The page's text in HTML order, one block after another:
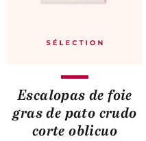
Escalopas de foie
gras de pato crudo
corte oblicuo